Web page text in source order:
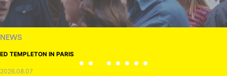
NEWS
ED TEMPLETON IN PARIS
2026.08.07